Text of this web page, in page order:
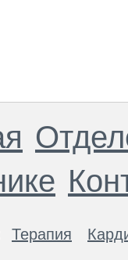
Терапия